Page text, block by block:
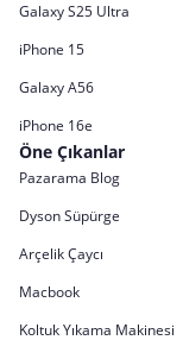
Galaxy S25 Ultra
iPhone 15
Galaxy A56
iPhone 16e
Öne Çıkanlar
Pazarama Blog
Dyson Süpürge
Arçelik Çaycı
Macbook
Koltuk Yıkama Makinesi